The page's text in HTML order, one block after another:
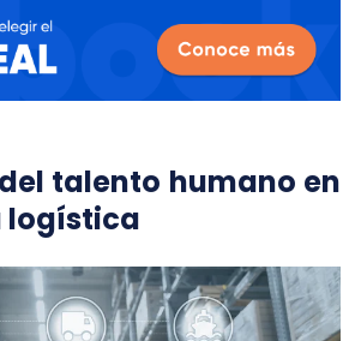
talento humano en
logística